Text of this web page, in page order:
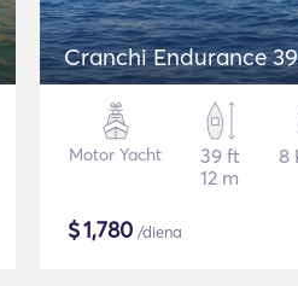
Cranchi Endurance 39
Motor Yacht
39 ft
12 m
8
$1,780 /diena